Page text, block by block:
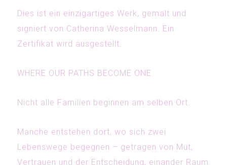
Dies ist ein einzigartiges Werk, gemalt und
signiert von Catherina Wesselmann. Ein
Zertifikat wird ausgestellt.
WHERE OUR PATHS BECOME ONE
Nicht alle Familien beginnen am selben Ort.
Manche entstehen dort, wo sich zwei
Lebenswege begegnen – getragen von Mut,
Vertrauen und der Entscheidung, einander Raum